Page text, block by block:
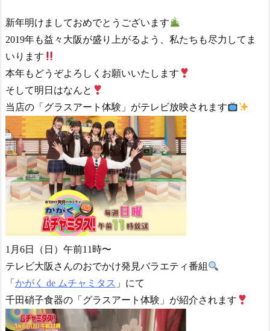
新年明けましておめでとうございます
2019年も益々大阪が盛り上がるよう、私たちも尽力してま
いります
本年もどうぞよろしくお願いいたします
そして明日はなんと
当店の「グラスアート体験」がテレビ放映されます
1月6日（日）午前11時〜
テレビ大阪さんのおでかけ発見バラエティ番組
「 かがく de ムチャミタス 」にて
千田硝子食器の「グラスアート体験」が紹介されます